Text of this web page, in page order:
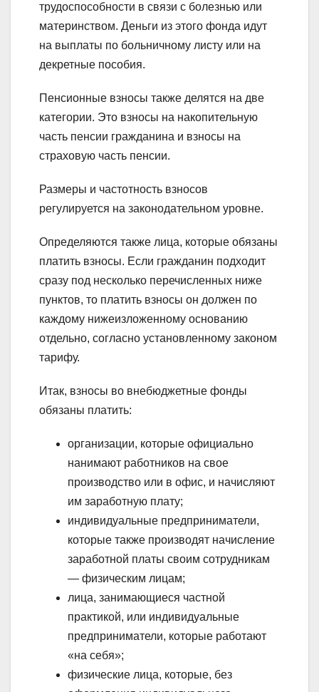
трудоспособности в связи с болезнью или
материнством. Деньги из этого фонда идут
на выплаты по больничному листу или на
декретные пособия.
Пенсионные взносы также делятся на две
категории. Это взносы на накопительную
часть пенсии гражданина и взносы на
страховую часть пенсии.
Размеры и частотность взносов
регулируется на законодательном уровне.
Определяются также лица, которые обязаны
платить взносы. Если гражданин подходит
сразу под несколько перечисленных ниже
пунктов, то платить взносы он должен по
каждому нижеизложенному основанию
отдельно, согласно установленному законом
тарифу.
Итак, взносы во внебюджетные фонды
обязаны платить:
организации, которые официально
нанимают работников на свое
производство или в офис, и начисляют
им заработную плату;
индивидуальные предприниматели,
которые также производят начисление
заработной платы своим сотрудникам
— физическим лицам;
лица, занимающиеся частной
практикой, или индивидуальные
предприниматели, которые работают
«на себя»;
физические лица, которые, без